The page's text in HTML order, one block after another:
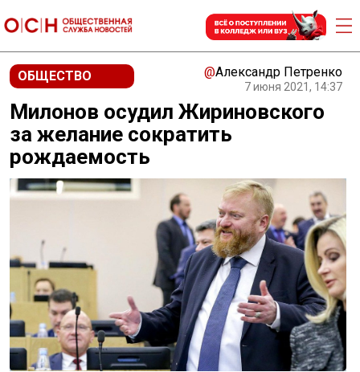
ОБЩЕСТВО @Александр Петренко
7 июня 2021, 14:37
Милонов осудил Жириновского
за желание сократить
рождаемость